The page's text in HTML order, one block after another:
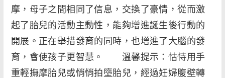
摩，母子之間相同了信息，交換了豪情，從而激
起了胎兒的活動主動性，能夠增進誕生後行動的
開展。正在舉措發育的同時，也增進了大腦的發
育，會使孩子更智慧。 溫馨提示：怙恃用手
重輕撫摩胎兒或悄悄拍墮胎兒，經過妊婦腹壁轉